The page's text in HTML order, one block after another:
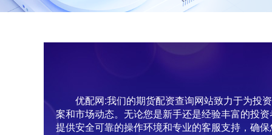
优配网:我们的期货配资查询网站致力于为投
案和市场动态。无论您是新手还是经验丰富的投
提供安全可靠的操作环境和专业的客服支持，确